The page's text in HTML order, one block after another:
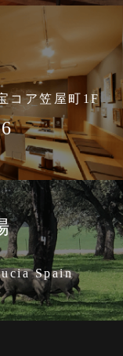
コア笠屋町1F
Spain